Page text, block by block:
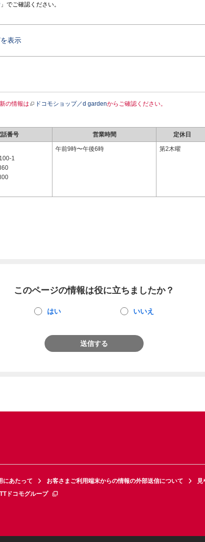
」でご確認ください。
表示
の情報は ドコモショップ／d gardenからご確認ください。
番号 営業時間 定休日
1
午前9時〜午後6時 第2木曜
このページの情報は役に立ちましたか？
はい いいえ
送信する
にあたって お客さまご利用端末からの情報の外部送信について
見
ドコモグループ